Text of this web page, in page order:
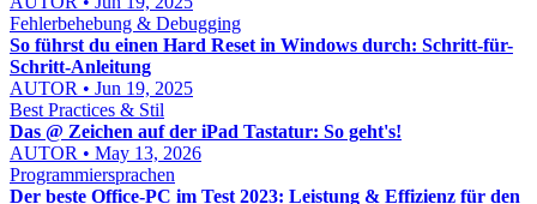
Fehlerbehebung & Debugging
So führst du einen Hard Reset in Windows durch: Schritt-für-
Schritt-Anleitung
AUTOR • Jun 19, 2025
Best Practices & Stil
Das @ Zeichen auf der iPad Tastatur: So geht's!
AUTOR • May 13, 2026
Programmiersprachen
Der beste Office-PC im Test 2023: Leistung & Effizienz für den